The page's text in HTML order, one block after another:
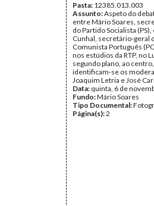
Pasta: 12385.013.003
Assunto:Aspeto do
entre Mário Soares,
do Partido Socialista
Cunhal, secretário-geral
Comunista Português
nos estúdios da RTP, no
segundo plano, ao centro,
identificam-se os
Joaquim Letria e José
Data: quinta, 6 de
Fundo:Mário Soares
Tipo Documental:
Página(s):2